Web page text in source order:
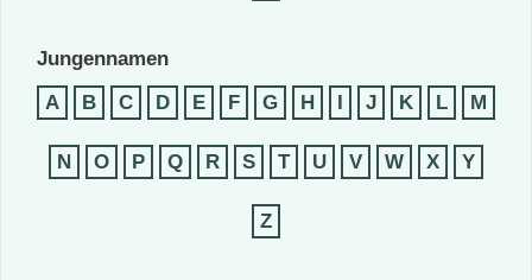
Jungennamen
A
B C D E F G H I J K L M
N O P Q R S T U V W X Y
Z